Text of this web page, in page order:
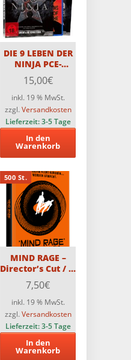
DIE 9 LEBEN DER
NINJA PCE-
Edition (2 Disc-
Edition) Limitiert
auf 1000 St.
15,00€
inkl. 19 % MwSt.
zzgl. Versandkosten
Lieferzeit:3-5 Tage
In den
Warenkorb
500 St.
MIND RAGE –
Director’s Cut / 2-
Disc MediaBook
Edition mit Blu-
ray und DVD –
Limitiert auf 500
Stück
7,50€
inkl. 19 % MwSt.
zzgl. Versandkosten
Lieferzeit:3-5 Tage
In den
Warenkorb